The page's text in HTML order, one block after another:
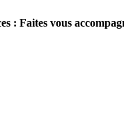
: Faites vous